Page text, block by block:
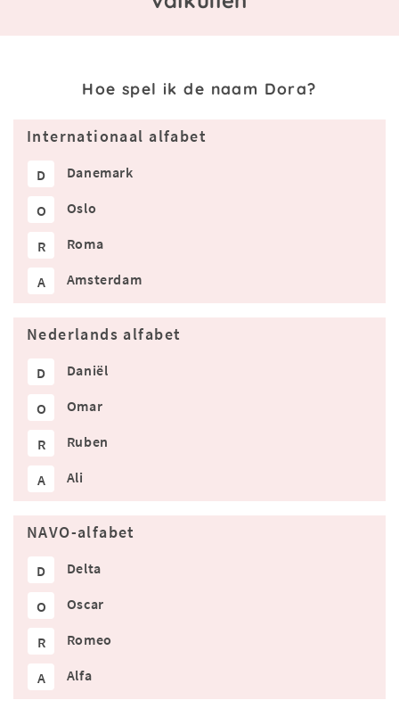
Hoe spel ik de naam Dora?
Internationaal alfabet
D Danemark
O Oslo
R Roma
A Amsterdam
Nederlands alfabet
D Daniël
O Omar
R Ruben
A Ali
NAVO-alfabet
D Delta
O Oscar
R Romeo
A Alfa